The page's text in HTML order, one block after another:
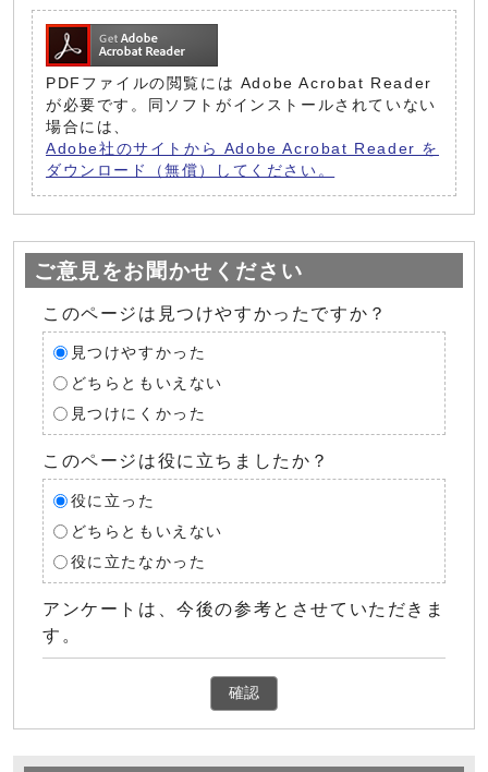
PDFファイルの閲覧には Adobe Acrobat Reader
が必要です。同ソフトがインストールされていない
場合には、
Adobe社のサイトから Adobe Acrobat Reader を
ダウンロード（無償）してください。
ご意見をお聞かせください
このページは見つけやすかったですか？
見つけやすかった
どちらともいえない
見つけにくかった
このページは役に立ちましたか？
役に立った
どちらともいえない
役に立たなかった
アンケートは、今後の参考とさせていただきま
す。
確認